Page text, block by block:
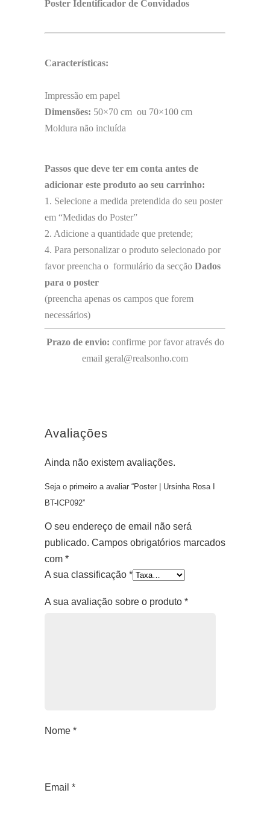
Poster Identificador de Convidados
Características:
Impressão em papel
Dimensões: 50×70 cm ou 70×100 cm
Moldura não incluída
Passos que deve ter em conta antes de
adicionar este produto ao seu carrinho:
1. Selecione a medida pretendida do seu poster
em “Medidas do Poster”
2. Adicione a quantidade que pretende;
4. Para personalizar o produto selecionado por
favor preencha o formulário da secção Dados
para o poster
(preencha apenas os campos que forem
necessários)
Prazo de envio: confirme por favor através do
email geral@realsonho.com
Avaliações
Ainda não existem avaliações.
Seja o primeiro a avaliar “Poster | Ursinha Rosa I
BT-ICP092”
O seu endereço de email não será
publicado. Campos obrigatórios marcados
com *
A sua classificação *
A sua avaliação sobre o produto *
Nome *
Email *